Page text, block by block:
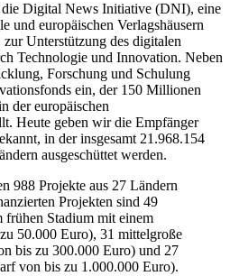
die Digital News Initiative (DNI), eine
und europäischen Verlagshäusern
Unterstützung des digitalen
Technologie und Innovation. Neben
Forschung und Schulung
ein, der 150 Millionen
der europäischen
Heute geben wir die Empfänger
in der insgesamt 21.968.154
ausgeschüttet werden.
988 Projekte aus 27 Ländern
Projekten sind 49
frühen Stadium mit einem
50.000 Euro), 31 mittelgroße
bis zu 300.000 Euro) und 27
von bis zu 1.000.000 Euro).